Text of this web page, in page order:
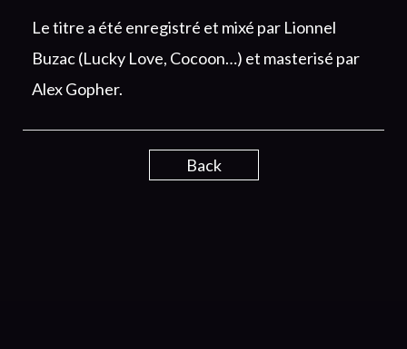
Le titre a été enregistré et mixé par Lionnel
Buzac (Lucky Love, Cocoon…) et masterisé par
Alex Gopher.
Back